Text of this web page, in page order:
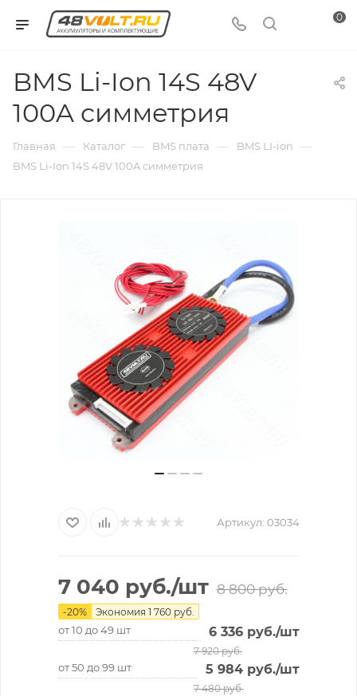
0
BMS Li-Ion 14S 48V
100A симметрия
Главная — Каталог — BMS плата — BMS LI-ion —
BMS Li-Ion 14S 48V 100A симметрия
Артикул: 03034
7 040 руб./шт 8 800руб.
-20% Экономия 1 760руб.
от 10 до 49 шт 6 336руб./шт
7 920руб.
от 50 до 99 шт 5 984руб./шт
7 480руб.